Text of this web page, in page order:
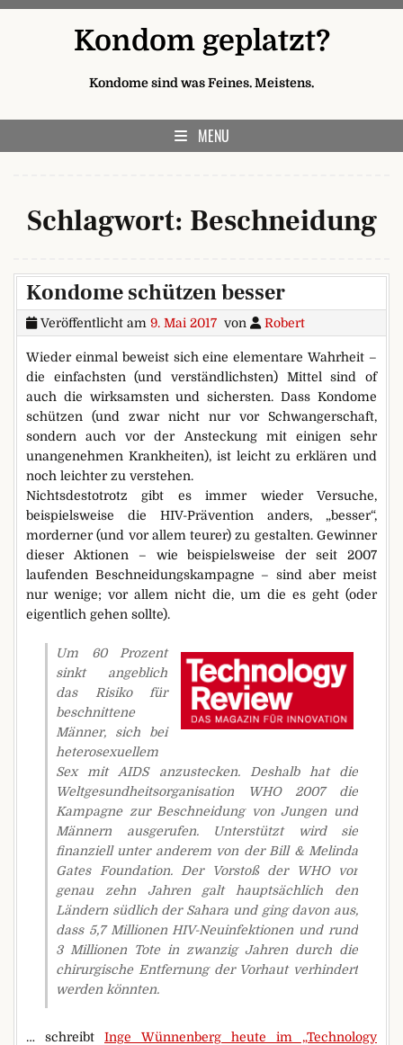
Kondom geplatzt?
Kondome sind was Feines. Meistens.
MENU
Schlagwort: Beschneidung
Kondome schützen besser
Veröffentlicht am 9. Mai 2017 von Robert
Wieder einmal beweist sich eine elementare Wahrheit –
die einfachsten (und verständlichsten) Mittel sind of
auch die wirksamsten und sichersten. Dass Kondome
schützen (und zwar nicht nur vor Schwangerschaft,
sondern auch vor der Ansteckung mit einigen sehr
unangenehmen Krankheiten), ist leicht zu erklären und
noch leichter zu verstehen.
Nichtsdestotrotz gibt es immer wieder Versuche,
beispielsweise die HIV-Prävention anders, „besser“,
morderner (und vor allem teurer) zu gestalten. Gewinner
dieser Aktionen – wie beispielsweise der seit 2007
laufenden Beschneidungskampagne – sind aber meist
nur wenige; vor allem nicht die, um die es geht (oder
eigentlich gehen sollte).
Um 60 Prozent
sinkt angeblich
das Risiko für
beschnittene
Männer, sich bei
heterosexuellem
Sex mit AIDS anzustecken. Deshalb hat die
Weltgesundheitsorganisation WHO 2007 die
Kampagne zur Beschneidung von Jungen und
Männern ausgerufen. Unterstützt wird sie
finanziell unter anderem von der Bill & Melinda
Gates Foundation. Der Vorstoß der WHO vor
genau zehn Jahren galt hauptsächlich den
Ländern südlich der Sahara und ging davon aus,
dass 5,7 Millionen HIV-Neuinfektionen und rund
3 Millionen Tote in zwanzig Jahren durch die
chirurgische Entfernung der Vorhaut verhindert
werden könnten.
… schreibt Inge Wünnenberg heute im „Technology